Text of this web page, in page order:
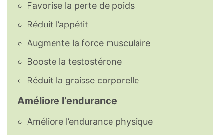
Favorise la perte de poids
Réduit l’appétit
Augmente la force musculaire
Booste la testostérone
Réduit la graisse corporelle
Améliore l’endurance
Améliore l’endurance physique